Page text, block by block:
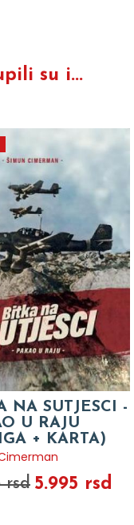
su i...
NA SUTJESCI -
U RAJU
+ KARTA)
rsd 5.995 rsd